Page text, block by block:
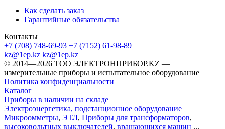
Как сделать заказ
Гарантийные обязательства
Контакты
+7 (708) 748-69-93 +7 (7152) 61-98-89
kz@1ep.kz kz@1ep.kz
©️ 2014—2026 ТОО ЭЛЕКТРОНПРИБОР.KZ —
измерительные приборы и испытательное оборудование
Политика конфиденциальности
Каталог
Приборы в наличии на складе
Электроэнергетика, подстанционное оборудование
Микроомметры, ЭТЛ, Приборы для трансформаторов,
высоковольтных выключателей, вращающихся машин ...